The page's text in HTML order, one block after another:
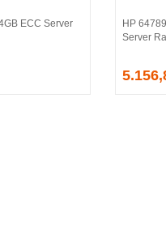
EkleECC Server
HP
Server